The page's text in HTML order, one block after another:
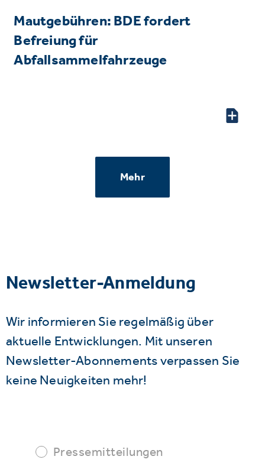
Mautgebühren: BDE fordert
Befreiung für
Abfallsammelfahrzeuge
Mehr
Newsletter-Anmeldung
Wir informieren Sie regelmäßig über
aktuelle Entwicklungen. Mit unseren
Newsletter-Abonnements verpassen Sie
keine Neuigkeiten mehr!
Pressemitteilungen